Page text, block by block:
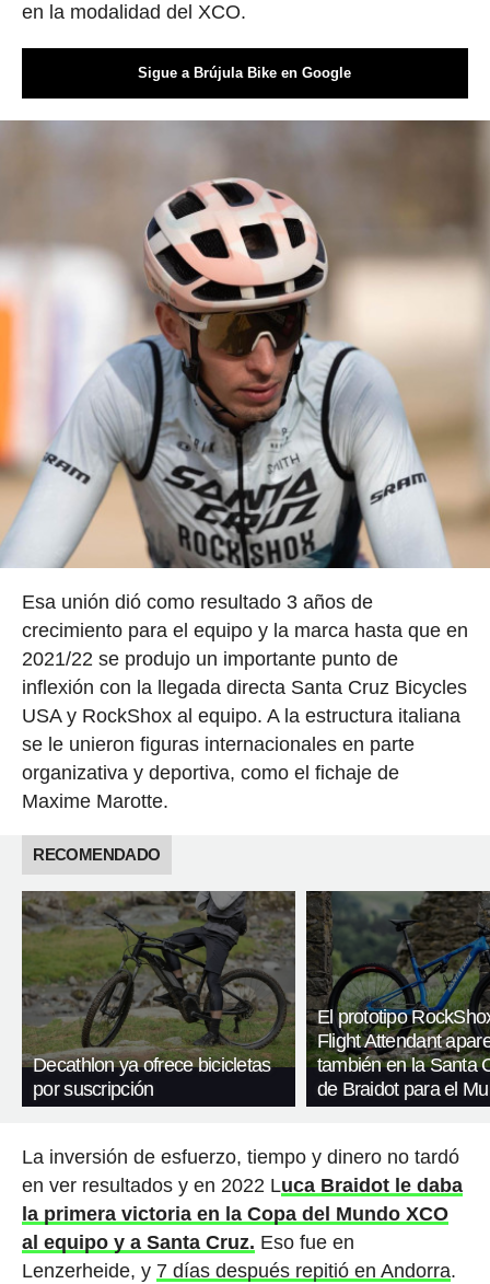
en la modalidad del XCO.
Sigue a Brújula Bike en Google
Esa unión dió como resultado 3 años de
crecimiento para el equipo y la marca hasta que en
2021/22 se produjo un importante punto de
inflexión con la llegada directa Santa Cruz Bicycles
USA y RockShox al equipo. A la estructura italiana
se le unieron figuras internacionales en parte
organizativa y deportiva, como el fichaje de
Maxime Marotte.
RECOMENDADO
Decathlon ya ofrece bicicletas
por suscripción
El prototipo
Flight Attendant
también en la Santa
de Braidot para el
La inversión de esfuerzo, tiempo y dinero no tardó
en ver resultados y en 2022 Luca Braidot le daba
la primera victoria en la Copa del Mundo XCO
al equipo y a Santa Cruz. Eso fue en
Lenzerheide, y 7 días después repitió en Andorra.